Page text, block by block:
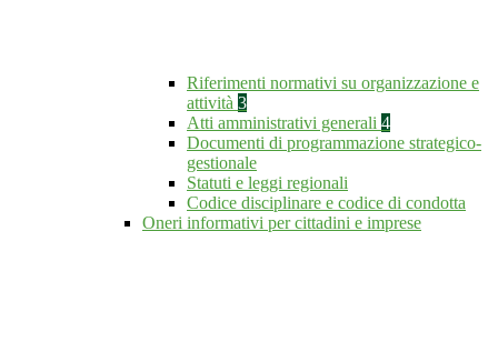
Riferimenti normativi su organizzazione e
attività 3
Atti amministrativi generali 4
Documenti di programmazione strategico-
gestionale
Statuti e leggi regionali
Codice disciplinare e codice di condotta
Oneri informativi per cittadini e imprese